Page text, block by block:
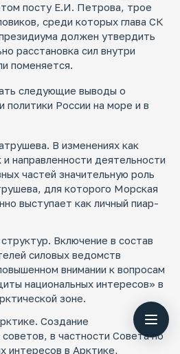
посту Е.И. Петрова, трое
среди которых глава СК
должен утвердить
расстановка сил внутри
поменяется.
следующие выводы о
политики России на море и в
В изменениях как
и направленности деятельности
частей значительную роль
для которого Морская
выступает как личный пиар-
Включение в состав
силовых ведомств
внимании к вопросам
национальных интересов» в
зоне.
Создание
в частности Совета по
интересов в Арктике,